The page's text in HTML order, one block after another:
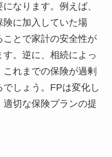
なります。例えば、
に加入していた場
とで家計の安全性が
。逆に、相続によっ
れまでの保険が過剰
しょう。FPは変化し
切な保険プランの提